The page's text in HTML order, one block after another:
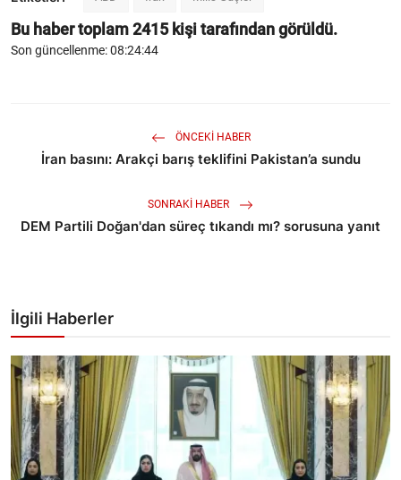
Bu haber toplam2415kişi tarafından görüldü.
Son güncellenme: 08:24:44
ÖNCEKI HABER
İran basını: Arakçi barış teklifini Pakistan’a sundu
SONRAKI HABER
DEM Partili Doğan'dan süreç tıkandı mı? sorusuna yanıt
İlgili Haberler